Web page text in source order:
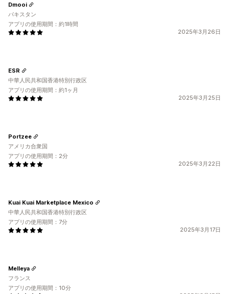
2025年3月26日
Dmooi
パキスタン
アプリの使用期間：約1時間
2025年3月25日
ESR
中華人民共和国香港特別行政区
アプリの使用期間：約1ヶ月
2025年3月22日
Portzee
アメリカ合衆国
アプリの使用期間：2分
2025年3月17日
Kuai Kuai Marketplace Mexico
中華人民共和国香港特別行政区
アプリの使用期間：7分
Melleya
フランス
アプリの使用期間：10分